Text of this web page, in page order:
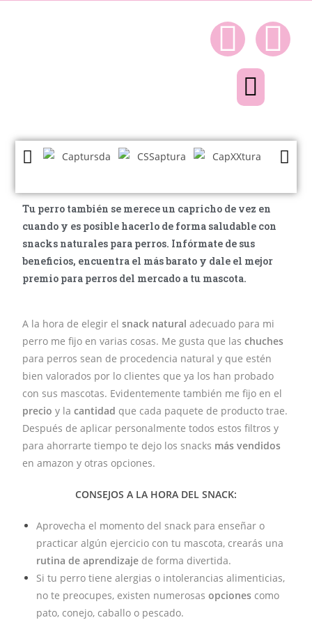
Tu perro también se merece un capricho de vez en
cuando y es posible hacerlo de forma saludable con
snacks naturales para perros. Infórmate de sus
beneficios, encuentra el más barato y dale el mejor
premio para perros del mercado a tu mascota.
A la hora de elegir elsnack natural adecuado para mi
perro me fijo en varias cosas. Me gusta que laschuches
para perros sean de procedencia natural y que estén
bien valorados por lo clientes que ya los han probado
con sus mascotas. Evidentemente también me fijo en el
precio y lacantidad que cada paquete de producto trae.
Después de aplicar personalmente todos estos filtros y
para ahorrarte tiempo te dejo los snacks más vendidos
en amazon y otras opciones.
CONSEJOS A LA HORA DEL SNACK:
Aprovecha el momento del snack para enseñar o
practicar algún ejercicio con tu mascota, crearás una
rutina de aprendizaje de forma divertida.
Si tu perro tiene alergias o intolerancias alimenticias,
no te preocupes, existen numerosasopciones como
pato, conejo, caballo o pescado.